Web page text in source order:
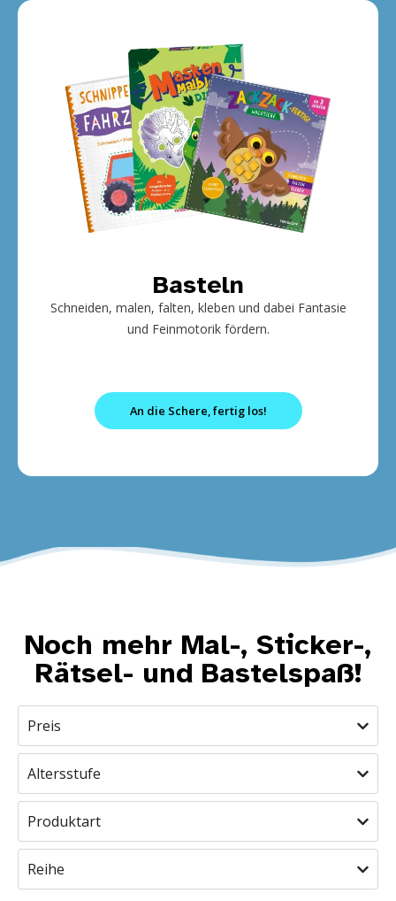
Basteln
Schneiden, malen, falten, kleben und dabei Fantasie
und Feinmotorik fördern.
An die Schere, fertig los!
Noch mehr Mal-, Sticker-,
Rätsel- und Bastelspaß!
Preis
Altersstufe
Produktart
Reihe